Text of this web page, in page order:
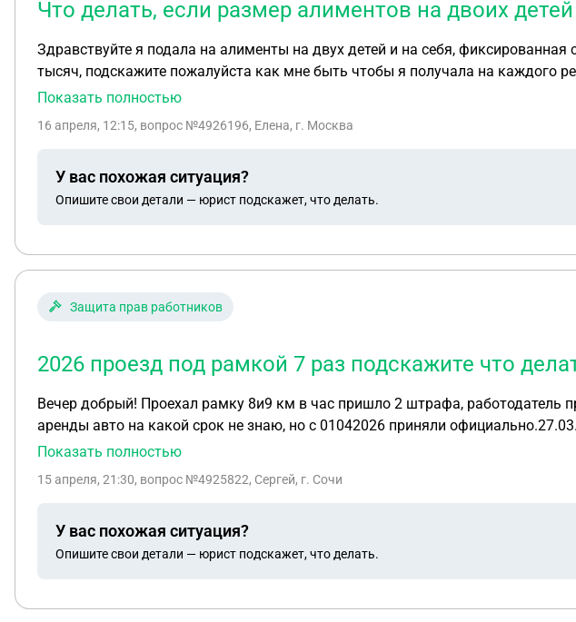
Что делать, если размер алиментов на двоих
Здравствуйте я подала на алименты на двух детей и на себя,
тысяч, подскажите пожалуйста как мне быть чтобы я получала на каждого ребенка по такой сумме и на себя!
приостановили так как он поменял место жительства и регистрацию и как я
Показать полностью
16 апреля, 12:15, вопрос №4926196, Елена, г. Москва
У вас похожая ситуация?
Опишите свои детали — юрист подскажет, что делать.
Защита прав работников
2026 проезд под рамкой 7 раз подскажите что
Вечер добрый! Проехал рамку 8и9 км в час пришло 2 штрафа, работодатель предлагает ,решить А сам и Б подаёт на меня в суд, у меня подписан договор
аренды авто на какой срок не знаю, но с 01042026 приняли
Показать полностью
15 апреля, 21:30, вопрос №4925822, Сергей, г. Сочи
У вас похожая ситуация?
Опишите свои детали — юрист подскажет, что делать.